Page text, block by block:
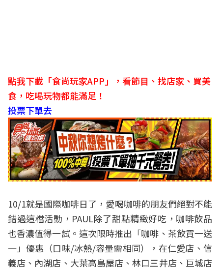
點我下載「食尚玩家APP」，看節目、找店家、買美
食，吃喝玩物都能滿足！
投票下單去
10/1就是國際咖啡日了，愛喝咖啡的朋友們絕對不能
錯過這檔活動，PAUL除了甜點精緻好吃，咖啡飲品
也香濃值得一試。這次限時推出「咖啡、茶飲買一送
一」優惠（口味/冰熱/容量需相同），在仁愛店、信
義店、內湖店、大葉高島屋店、林口三井店、巨城店